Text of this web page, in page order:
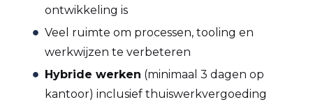
ontwikkeling is
Veel ruimte om processen, tooling en
werkwijzen te verbeteren
Hybride werken (minimaal 3 dagen op
kantoor) inclusief thuiswerkvergoeding